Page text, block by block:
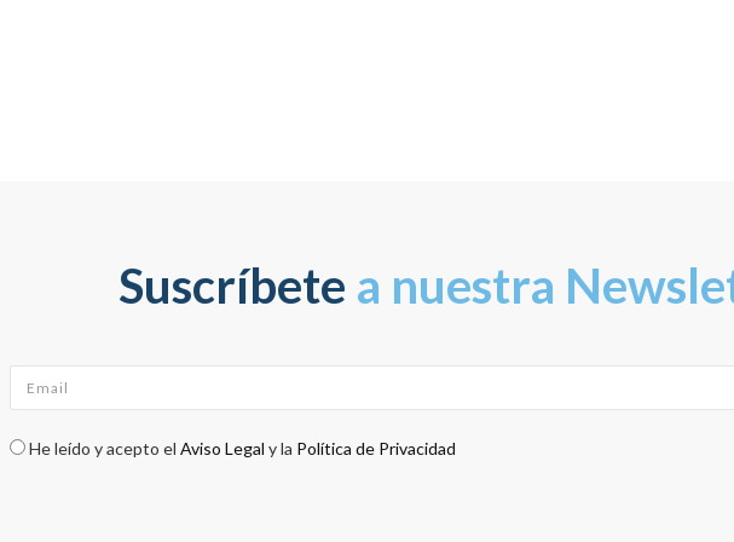
Suscríbete a nuestra
Check legal*
He leído y acepto el Aviso Legal y la Política de Privacidad